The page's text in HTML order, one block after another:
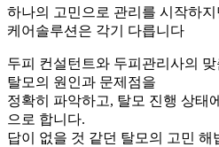
하나의 고민으로 관리를 시작하지
케어솔루션은 각기 다릅니다
두피 컨설턴트와 두피관리사의
탈모의 원인과 문제점을
정확히 파악하고, 탈모 진행 상태
으로 합니다.
답이 없을 것 같던 탈모의 고민 해